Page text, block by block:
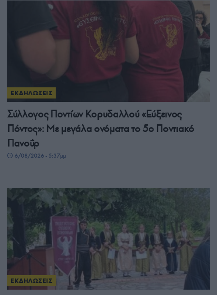
ΕΚΔΗΛΩΣΕΙΣ
Σύλλογος Ποντίων Κορυδαλλού «Εύξεινος
Πόντος»: Με μεγάλα ονόματα το 5ο Ποντιακό
Πανοΰρ
6/08/2026 - 5:37μμ
ΕΚΔΗΛΩΣΕΙΣ